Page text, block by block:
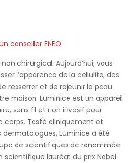
conseiller ENEO
chirurgical. Aujourd’hui, vous
l’apparence de la cellulite, des
resserrer et de rajeunir la peau
maison. Luminice est un appareil
sans fil et non invasif pour
corps. Testé cliniquement et
Luminice a été
de scientifiques de renommée
scientifique lauréat du prix Nobel.